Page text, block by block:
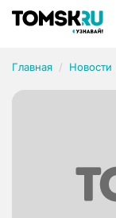
Главная Новости